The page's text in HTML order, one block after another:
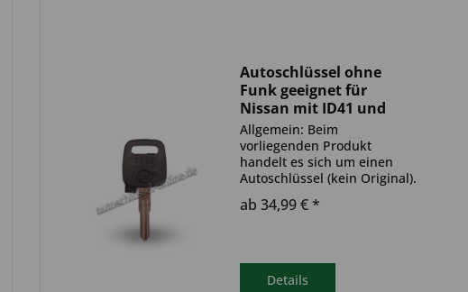
Autoschlüssel ohne
Funk geeignet für
Nissan mit ID41 und
NSN11 (Aftermarket
Produkt)
Allgemein: Beim
vorliegenden Produkt
handelt es sich um einen
Autoschlüssel (kein Original).
Es ist eine Wegfahrsperre
(Transponder) verbaut. Bitte
gleicht. Ablauf -
Autoschlüssel inkl....
ab 34,99 € *
Details